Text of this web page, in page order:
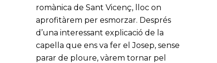
romànica de Sant Vicenç, lloc on
aprofitàrem per esmorzar. Després
d’una interessant explicació de la
capella que ens va fer el Josep, sense
parar de ploure, vàrem tornar pel